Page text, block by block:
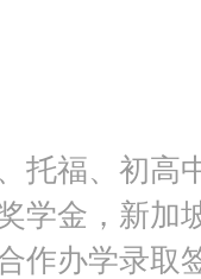
托福、初高
学金，新加
作办学录取